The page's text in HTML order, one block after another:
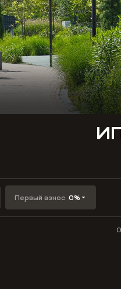
Первый взнос 0%